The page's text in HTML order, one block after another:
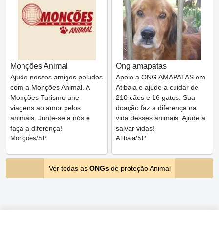
Monções Animal
Ajude nossos amigos peludos
com a Monções Animal. A
Monções Turismo une
viagens ao amor pelos
animais. Junte-se a nós e
faça a diferença!
Monções/SP
Ong amapatas
Apoie a ONG AMAPATAS em
Atibaia e ajude a cuidar de
210 cães e 16 gatos. Sua
doação faz a diferença na
vida desses animais. Ajude a
salvar vidas!
Atibaia/SP
Ver todas as ONGsde proteção Animal